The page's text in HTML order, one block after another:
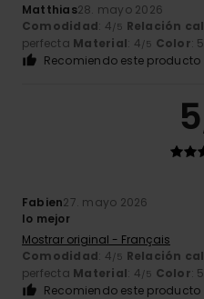
Matthias28. mayo 2026
Comodidad: 4/5 Relación
perfecta Material: 4/5 Color: 5
Recomiendo este producto
5
Fabien27. mayo 2026
lo mejor
Mostrar original - Français
Comodidad: 4/5 Relación
perfecta Material: 4/5 Color: 5
Recomiendo este producto